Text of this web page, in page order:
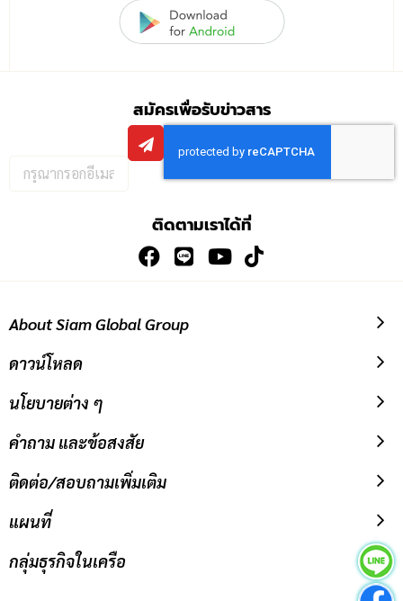
สมัครเพื่อรับข่าวสาร
กรอก
อีเมล
ติดตามเราได้ที่
About Siam Global Group
ดาวน์โหลด
นโยบายต่าง ๆ
คำถาม และข้อสงสัย
ติดต่อ/สอบถามเพิ่มเติม
แผนที่
กลุ่มธุรกิจในเครือ